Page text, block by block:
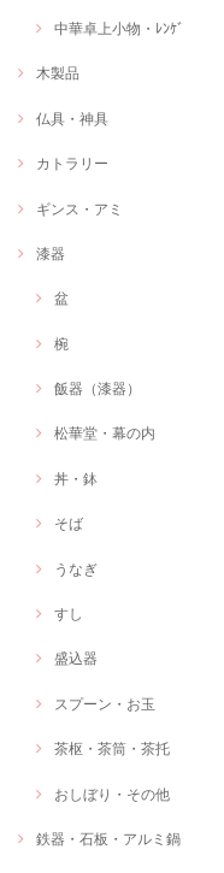
中華卓上小物・ﾚﾝｹﾞ
木製品
仏具・神具
カトラリー
ギンス・アミ
漆器
盆
椀
飯器（漆器）
松華堂・幕の内
丼・鉢
そば
うなぎ
すし
盛込器
スプーン・お玉
茶枢・茶筒・茶托
おしぼり・その他
鉄器・石板・アルミ鍋